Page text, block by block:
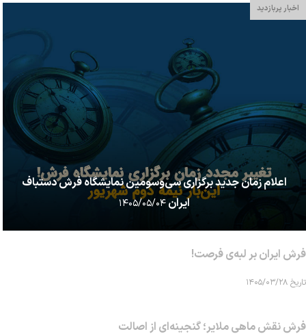
اخبار پربازدید
اعلام زمان جدید برگزاری سی‌وسومین نمایشگاه فرش دستباف
ایران۱۴۰۵/۰۵/۰۴
فرش ایران بر لبه‌ی فرصت!
تاریخ ۱۴۰۵/۰۳/۲۸
فرش نقش ماهی‌ ملایر؛ گنجینه‌ای از اصالت